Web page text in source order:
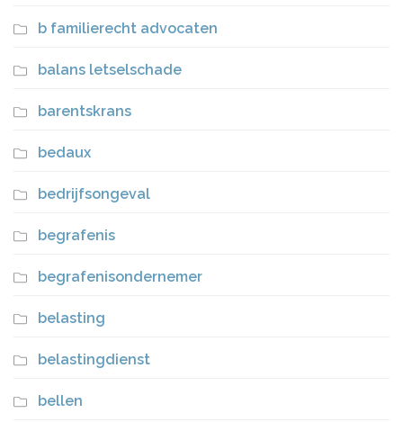
b familierecht advocaten
balans letselschade
barentskrans
bedaux
bedrijfsongeval
begrafenis
begrafenisondernemer
belasting
belastingdienst
bellen